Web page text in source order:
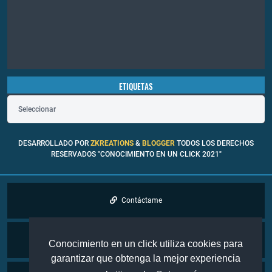
Conocimiento en un click utiliza cookies para
garantizar que obtenga la mejor experiencia
ETIQUETAS
Seleccionar
DESARROLLADO PORZKREATIONS & BLOGGER TODOS LOS DERECHOS
RESERVADOS "CONOCIMIENTO EN UN CLICK 2021"
Contáctame
Cookies